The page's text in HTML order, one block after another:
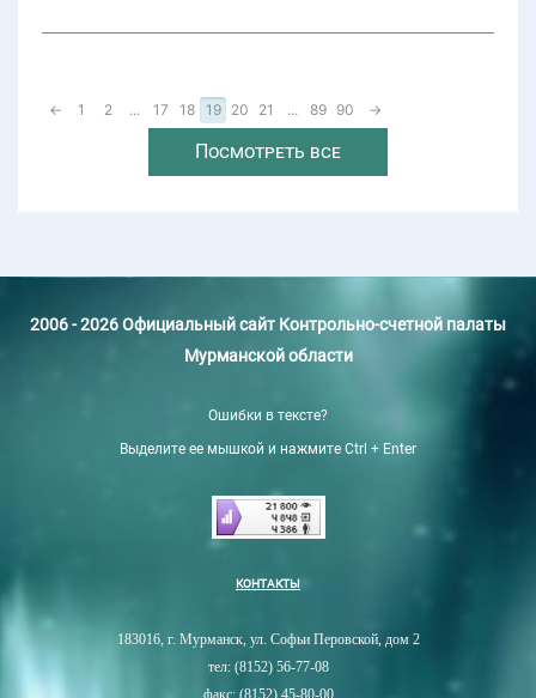
← 1 2 ... 17 18 19 20 21 ... 89 90 →
Посмотреть все
2006 - 2026 Официальный сайт Контрольно-счетной палаты
Мурманской области
Ошибки в тексте?
Выделите ее мышкой и нажмите Ctrl + Enter
КОНТАКТЫ
183016, г. Мурманск, ул. Софьи Перовской, дом 2
тел: (8152) 56-77-08